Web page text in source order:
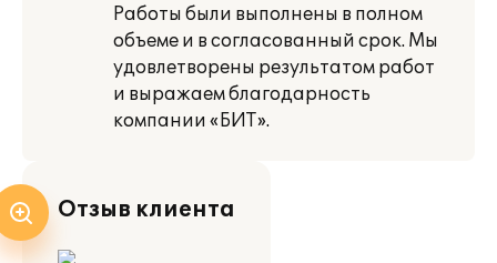
Работы были выполнены в полном
объеме и в согласованный срок. Мы
удовлетворены результатом работ
и выражаем благодарность
компании «БИТ».
Отзыв клиента